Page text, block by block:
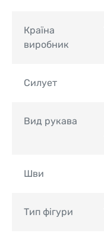
Країна
виробник
Силует
Вид рукава
Шви
Тип фігури